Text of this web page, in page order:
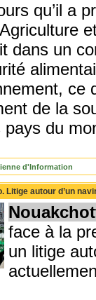
qu’il a
dans un
de la
pays du
d'Information
Litige autour d’un
face à la
un litige